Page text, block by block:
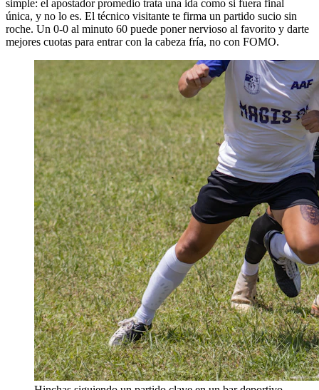
simple: el apostador promedio trata una ida como si fuera final
única, y no lo es. El técnico visitante te firma un partido sucio sin
roche. Un 0-0 al minuto 60 puede poner nervioso al favorito y darte
mejores cuotas para entrar con la cabeza fría, no con FOMO.